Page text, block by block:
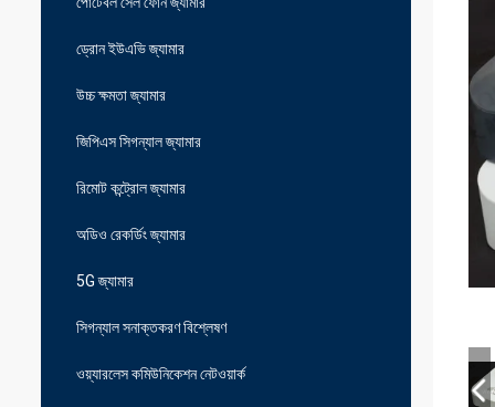
ড্রোন ইউএভি জ্যামার
উচ্চ ক্ষমতা জ্যামার
জিপিএস সিগন্যাল জ্যামার
রিমোট কন্ট্রোল জ্যামার
অডিও রেকর্ডিং জ্যামার
5G জ্যামার
সিগন্যাল সনাক্তকরণ বিশ্লেষণ
ওয়্যারলেস কমিউনিকেশন নেটওয়ার্ক